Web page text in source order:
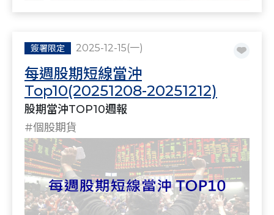
簽署限定 2025-12-15(一)
每週股期短線當沖
Top10(20251208-20251212)
股期當沖TOP10週報
#個股期貨